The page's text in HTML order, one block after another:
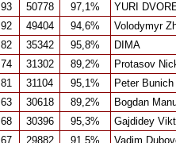
93 50778 97,1%
YURI
92 49404 94,6%
Volodymyr
82 35342 95,8%
DIMA
74 31302 89,2%
Protasov
81 31104 95,1%
Peter Bunich
63 30618 89,2%
Bogdan
68 30396 95,3%
Gajdidey
67 29882 91,5%
Vadim